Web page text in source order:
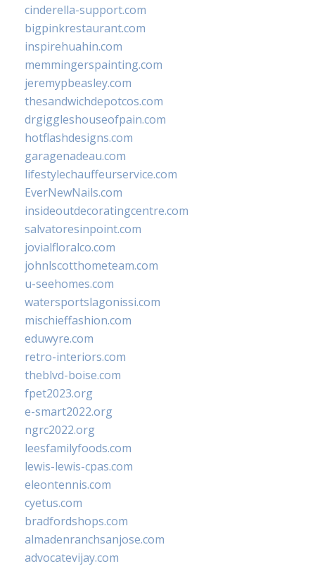
cinderella-support.com
bigpinkrestaurant.com
inspirehuahin.com
memmingerspainting.com
jeremypbeasley.com
thesandwichdepotcos.com
drgiggleshouseofpain.com
hotflashdesigns.com
garagenadeau.com
lifestylechauffeurservice.com
EverNewNails.com
insideoutdecoratingcentre.com
salvatoresinpoint.com
jovialfloralco.com
johnlscotthometeam.com
u-seehomes.com
watersportslagonissi.com
mischieffashion.com
eduwyre.com
retro-interiors.com
theblvd-boise.com
fpet2023.org
e-smart2022.org
ngrc2022.org
leesfamilyfoods.com
lewis-lewis-cpas.com
eleontennis.com
cyetus.com
bradfordshops.com
almadenranchsanjose.com
advocatevijay.com